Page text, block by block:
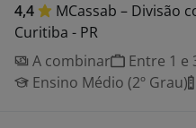
4,4 MCassab – Divisão
Curitiba - PR
A combinar
Entre 1 e
Ensino Médio (2º Grau)